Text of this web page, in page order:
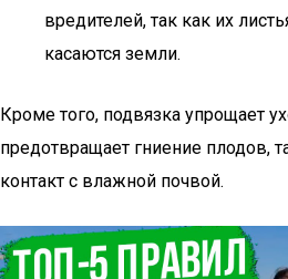
вредителей, так как их
касаются земли.
Кроме того, подвязка упрощает
предотвращает гниение плодов,
контакт с влажной почвой.